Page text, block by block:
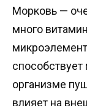
Морковь —
много
организме
влияет на